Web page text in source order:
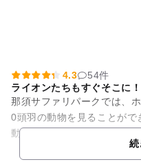
4.3
54件
ライオンたちもすぐそこに
那須サファリパークでは、
0頭羽の動物を見ることができます。 間近では
動物にドキドキワクワク！
続